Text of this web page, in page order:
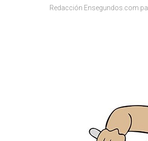
Redacción Ensegundos.com.pa